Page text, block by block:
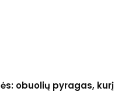
obuolių pyragas, kurį